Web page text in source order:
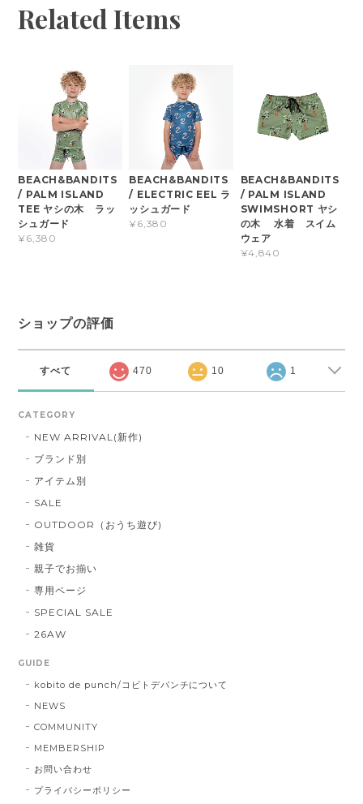
Related Items
BEACH&BANDITS
/ PALM ISLAND
TEE ヤシの木 ラッ
シュガード
¥6,380
BEACH&BANDITS
/ ELECTRIC EEL ラ
ッシュガード
¥6,380
BEACH&BANDITS
/ PALM ISLAND
SWIMSHORT ヤシ
の木 水着 スイム
ウェア
¥4,840
ショップの評価
すべて 470 10 1
CATEGORY
NEW ARRIVAL(新作)
ブランド別
アイテム別
SALE
OUTDOOR（おうち遊び)
雑貨
親子でお揃い
専用ページ
SPECIAL SALE
26AW
GUIDE
kobito de punch/コビトデパンチについて
NEWS
COMMUNITY
MEMBERSHIP
お問い合わせ
プライバシーポリシー